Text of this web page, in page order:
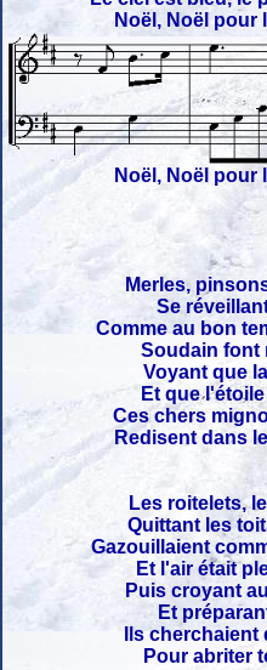
Noël, Noël pour
Noël, Noël pour
Merles,
Se
Comme au bon
Soudain font
Voyant que
Et que
Ces chers
Redisent dans
Les roitelets,
Quittant les
Gazouillaient
Et l'air était
Puis croyant
Et
Ils
Pour abriter